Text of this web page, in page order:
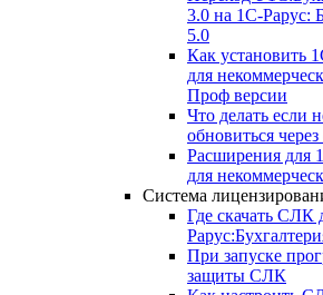
3.0 на 1С-Рарус:
5.0
Как установить
для
Проф версии
Что делать если
обновиться
Расширения для
для
Система
Где скачать СЛК
При запуске
защиты СЛК